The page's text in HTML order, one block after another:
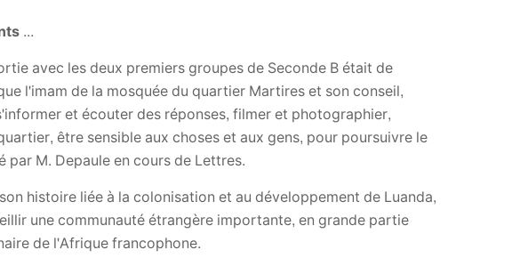
...
avec les deux premiers groupes de Seconde B était de
l'imam de la mosquée du quartier Martires et son conseil,
et écouter des réponses, filmer et photographier,
être sensible aux choses et aux gens, pour poursuivre le
M. Depaule en cours de Lettres.
histoire liée à la colonisation et au développement de Luanda,
une communauté étrangère importante, en grande partie
de l'Afrique francophone.